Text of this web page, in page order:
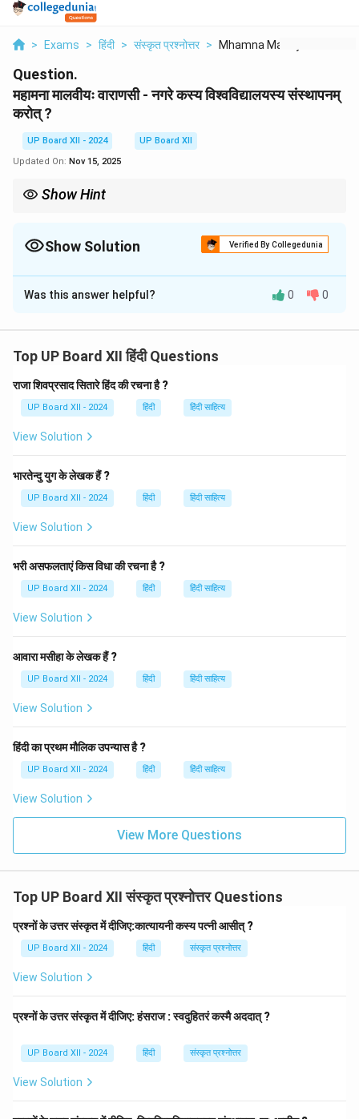
> Exams > हिंदी > संस्कृत प्रश्नोत्तर > Mhamna Malviiyh Vara...
Question.
महामना मालवीयः वाराणसी - नगरे कस्य विश्वविद्यालयस्य संस्थापनम्
करोत् ?
UP Board XII - 2024
UP Board XII
Updated On: Nov 15, 2025
Show Hint
Show Solution Verified By Collegedunia
Solution and Explanation
महामना पंडित मदनमोहन मालवीयः वाराणसी नगरे **काशी हिन्दू
भारतस्य विद्याभ्यासे महत्त्वपूर्ण योगदानं समुत्पन्नम्। अयम् विश्वविद्यालयः
भारतस्य महत्त्वपूर्ण शिक्षणसंस्थानं वर्तते।
Download Solution in PDF
Was this answer helpful? 0 0
Top UP Board XII हिंदी Questions
राजा शिवप्रसाद सितारे हिंद की रचना है ?
UP Board XII - 2024 हिंदी हिंदी साहित्य
View Solution
भारतेन्दु युग के लेखक हैं ?
UP Board XII - 2024 हिंदी हिंदी साहित्य
View Solution
भरी असफलताएं किस विधा की रचना है ?
UP Board XII - 2024 हिंदी हिंदी साहित्य
View Solution
आवारा मसीहा के लेखक हैं ?
UP Board XII - 2024 हिंदी हिंदी साहित्य
View Solution
हिंदी का प्रथम मौलिक उपन्यास है ?
UP Board XII - 2024 हिंदी हिंदी साहित्य
View Solution
View More Questions
Top UP Board XII संस्कृत प्रश्नोत्तर Questions
प्रश्नों के उत्तर संस्कृत में दीजिए:कात्यायनी कस्य पत्नी आसीत् ?
UP Board XII - 2024 हिंदी संस्कृत प्रश्नोत्तर
View Solution
प्रश्नों के उत्तर संस्कृत में दीजिए: हंसराज : स्वदुहितरं कस्मै अददात् ?
UP Board XII - 2024 हिंदी संस्कृत प्रश्नोत्तर
View Solution